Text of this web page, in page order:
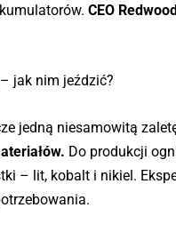
CEO
– jak nim jeździć?
jedną niesamowitą
Do produkcji
– lit, kobalt i nikiel.